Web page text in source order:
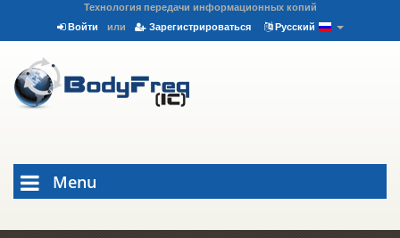
Технология передачи информационных копий
Войти
или Зарегистрироваться Русский
Menu